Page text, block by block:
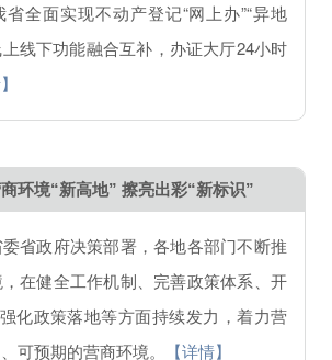
全面实现不动产登记“网上办”“异地
上线下功能融合互补，办证大厅24小时
商环境“新高地” 擦亮出彩“新标识”
省政府决策部署，各地各部门不断推
在健全工作机制、完善政策体系、开
强化政策落地等方面持续发力，着力营
可预期的营商环境。
【详情】